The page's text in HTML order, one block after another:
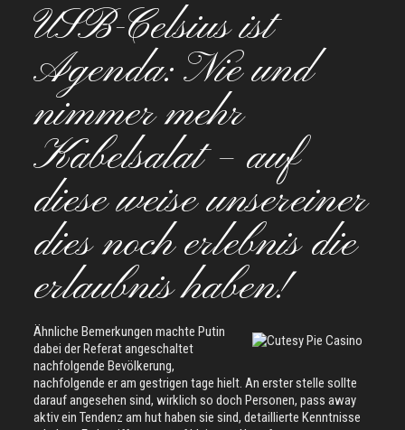
USB-Celsius ist
Agenda: Nie und
nimmer mehr
Kabelsalat – auf
diese weise unsereiner
dies noch erlebnis die
erlaubnis haben!
Ähnliche Bemerkungen machte Putin
dabei der Referat angeschaltet
nachfolgende Bevölkerung,
nachfolgende er am gestrigen tage hielt. An erster stelle sollte
darauf angesehen sind, wirklich so doch Personen, pass away
aktiv ein Tendenz am hut haben sie sind, detaillierte Kenntnisse